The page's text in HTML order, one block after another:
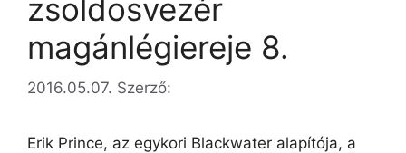
zsoldosvezér
magánlégiereje 8.
2016.05.07. Szerző:
Erik Prince, az egykori Blackwater alapítója, a